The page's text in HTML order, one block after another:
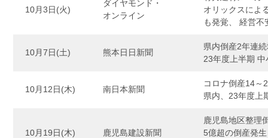
10月3日(火)
ダイヤモンド・
オンライン
オリックスによ
も発覚、 経営不
10月7日(土) 熊本日日新聞
県内倒産2年連
23年度上半期
10月12日(木) 南日本新聞
コロナ倒産14～
県内、23年度上
10月19日(木) 鹿児島建設新聞
鹿児島地区整理
5億超の倒産発生